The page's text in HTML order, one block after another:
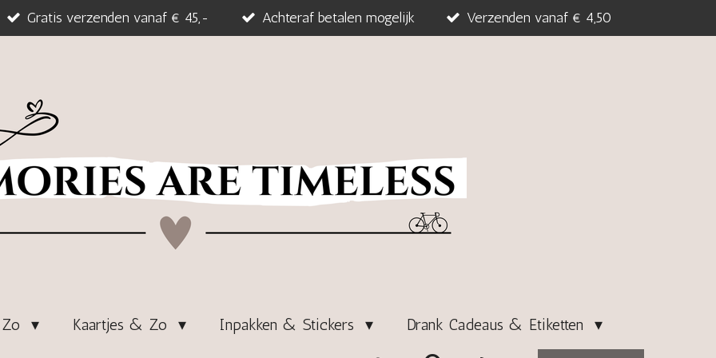
Gratis verzenden vanaf € 45,- Achteraf betalen mogelijk Verzenden vanaf € 4,50
Kaartjes & Zo Inpakken & Stickers Drank Cadeaus & Etiketten